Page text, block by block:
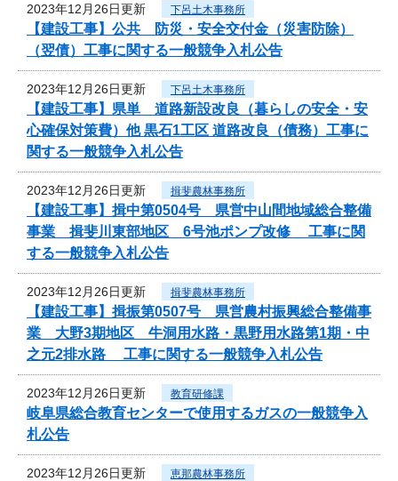
2023年12月26日更新 下呂土木事務所
【建設工事】公共 防災・安全交付金（災害防除）
（翌債）工事に関する一般競争入札公告
2023年12月26日更新 下呂土木事務所
【建設工事】県単 道路新設改良（暮らしの安全・安
心確保対策費）他 黒石1工区 道路改良（債務）工事に
関する一般競争入札公告
2023年12月26日更新 揖斐農林事務所
【建設工事】揖中第0504号 県営中山間地域総合整備
事業 揖斐川東部地区 6号池ポンプ改修 工事に関
する一般競争入札公告
2023年12月26日更新 揖斐農林事務所
【建設工事】揖振第0507号 県営農村振興総合整備事
業 大野3期地区 牛洞用水路・黒野用水路第1期・中
之元2排水路 工事に関する一般競争入札公告
2023年12月26日更新 教育研修課
岐阜県総合教育センターで使用するガスの一般競争入
札公告
2023年12月26日更新 恵那農林事務所